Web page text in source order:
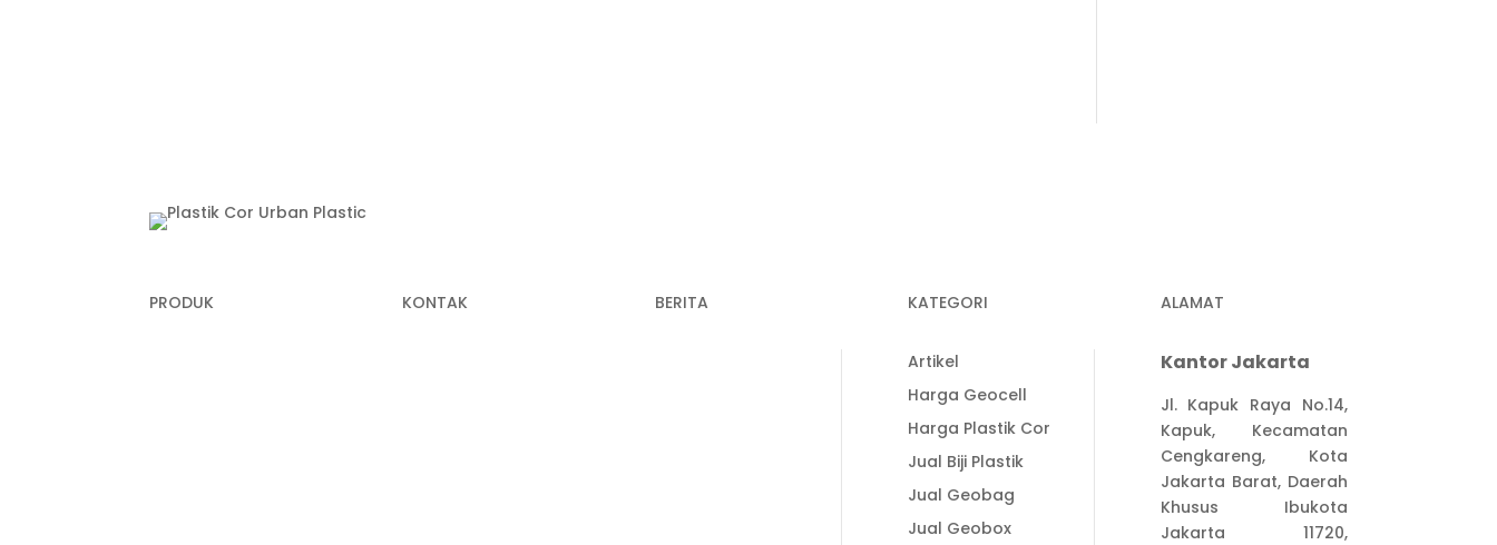
PRODUK KONTAK BERITA KATEGORI
Artikel
Harga Geocell
Harga Plastik Cor
Jual Biji Plastik
Jual Geobag
Jual Geobox
ALAMAT
Kantor Jakarta
Jl. Kapuk Raya No.14,
Kapuk, Kecamatan
Cengkareng, Kota
Jakarta Barat, Daerah
Khusus Ibukota
Jakarta 11720,